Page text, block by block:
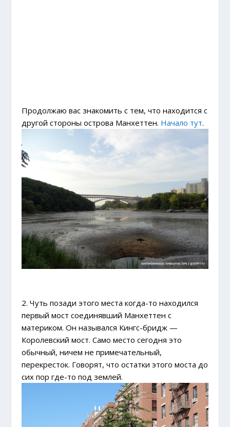
Продолжаю вас знакомить с тем, что находится с
другой стороны острова Манхеттен. Начало тут.
2. Чуть позади этого места когда-то находился
первый мост соединявший Манхеттен с
материком. Он назывался Кингс-бридж —
Королевский мост. Само место сегодня это
обычный, ничем не примечательный,
перекресток. Говорят, что остатки этого моста до
сих пор где-то под землей.